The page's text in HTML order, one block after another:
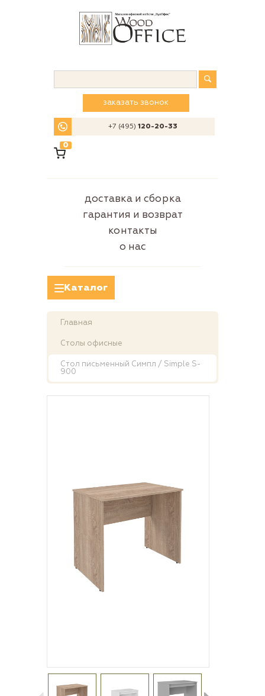
заказать звонок
+7 (495)120-20-33
0
доставка и сборка
гарантия и возврат
контакты
о нас
Каталог
Главная
Столы офисные
Стол письменный Симпл / Simple S-
900